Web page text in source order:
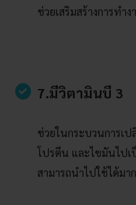
ช่วยเสริมสร้างการทำ
7.มีวิตามินบี 3
ช่วยในกระบวนการเป
โปรตีน และไขมันไปเ
สามารถนำไปใช้ได้มา